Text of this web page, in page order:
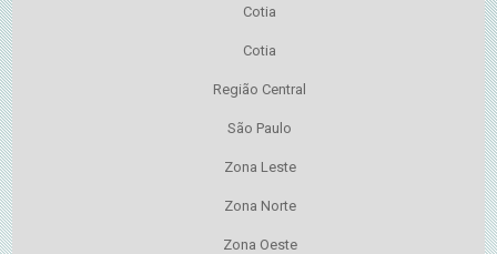
Cotia
Cotia
Região Central
São Paulo
Zona Leste
Zona Norte
Zona Oeste